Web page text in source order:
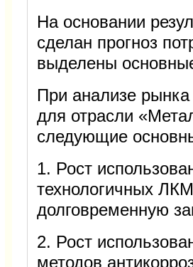
На основании
сделан прогноз
выделены
При анализе
для отрасли
следующие
1. Рост
технологичных
долговременную
2. Рост
методов